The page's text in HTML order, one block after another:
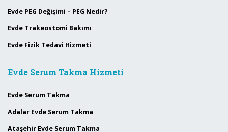
Evde PEG Değişimi – PEG Nedir?
Evde Trakeostomi Bakımı
Evde Fizik Tedavi Hizmeti
Evde Serum Takma Hizmeti
Evde Serum Takma
Adalar Evde Serum Takma
Ataşehir Evde Serum Takma